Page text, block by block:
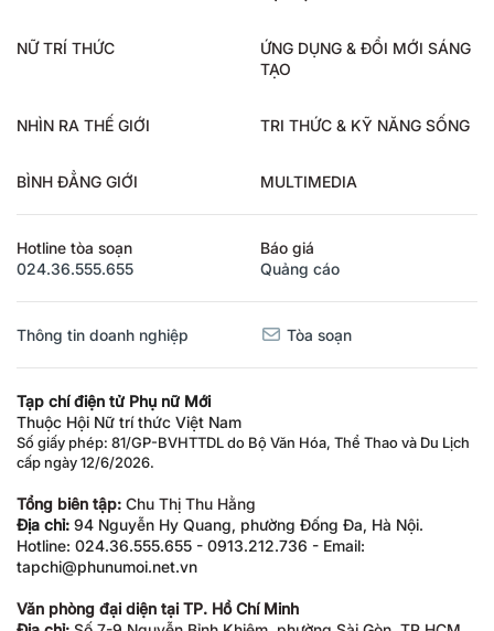
NỮ TRÍ THỨC
ỨNG DỤNG & ĐỔI MỚI SÁNG
TẠO
NHÌN RA THẾ GIỚI TRI THỨC & KỸ NĂNG SỐNG
BÌNH ĐẲNG GIỚI MULTIMEDIA
Hotline tòa soạn
024.36.555.655
Báo giá
Quảng cáo
Thông tin doanh nghiệp Tòa soạn
Tạp chí điện tử Phụ nữ Mới
Thuộc Hội Nữ trí thức Việt Nam
Số giấy phép: 81/GP-BVHTTDL do Bộ Văn Hóa, Thể Thao và Du Lịch
cấp ngày 12/6/2026.
Tổng biên tập: Chu Thị Thu Hằng
Địa chỉ: 94 Nguyễn Hy Quang, phường Đống Đa, Hà Nội.
Hotline: 024.36.555.655 - 0913.212.736 - Email:
tapchi@phunumoi.net.vn
Văn phòng đại diện tại TP. Hồ Chí Minh
Địa chỉ: Số 7-9 Nguyễn Bỉnh Khiêm, phường Sài Gòn, TP.HCM